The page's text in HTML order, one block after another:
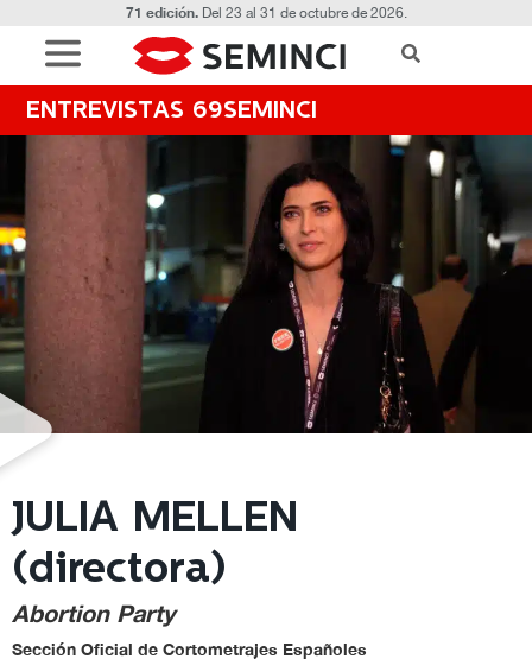
71 edición.Del 23 al 31 de octubre de 2026.
ENTREVISTAS 69SEMINCI
JULIA MELLEN
(directora)
Abortion Party
Sección Oficial de Cortometrajes Españoles